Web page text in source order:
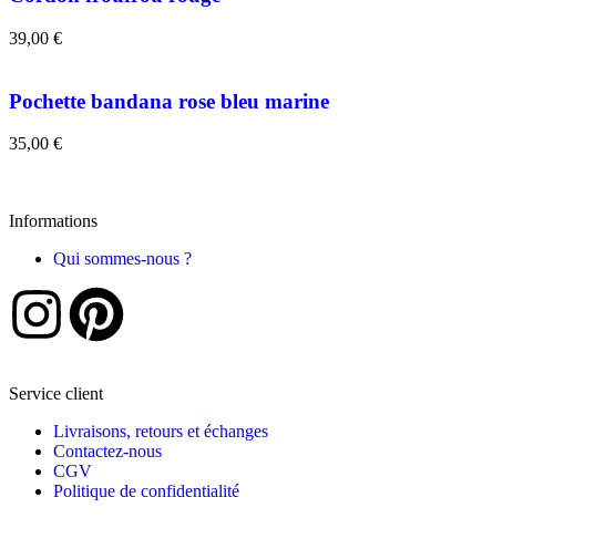
39,00 €
Pochette bandana rose bleu marine
35,00 €
Informations
Qui sommes-nous ?
Service client
Livraisons, retours et échanges
Contactez-nous
CGV
Politique de confidentialité